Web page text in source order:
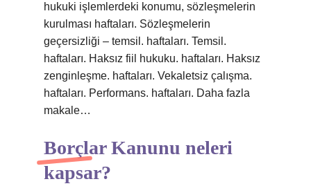
hukuki işlemlerdeki konumu, sözleşmelerin
kurulması haftaları. Sözleşmelerin
geçersizliği – temsil. haftaları. Temsil.
haftaları. Haksız fiil hukuku. haftaları. Haksız
zenginleşme. haftaları. Vekaletsiz çalışma.
haftaları. Performans. haftaları. Daha fazla
makale…
Borçlar Kanunu neleri
kapsar?